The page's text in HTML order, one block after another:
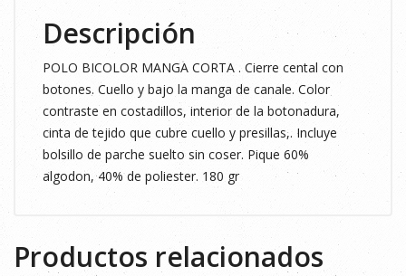
Descripción
POLO BICOLOR MANGA CORTA . Cierre cental con
botones. Cuello y bajo la manga de canale. Color
contraste en costadillos, interior de la botonadura,
cinta de tejido que cubre cuello y presillas,. Incluye
bolsillo de parche suelto sin coser. Pique 60%
algodon, 40% de poliester. 180 gr
Productos relacionados